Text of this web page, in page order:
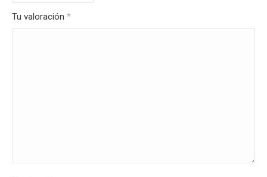
Tu valoración *